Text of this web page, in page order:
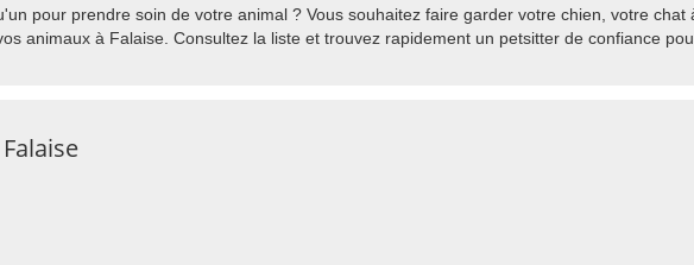
pour prendre soin de votre animal ? Vous souhaitez faire garder votre chien, votre chat
animaux à Falaise. Consultez la liste et trouvez rapidement un petsitter de confiance